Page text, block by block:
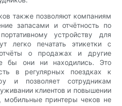
также позволяют компаниям
запасами и отчётность по
устройству для
легко печатать этикетки с
о продажах и другие
бы они ни находились. Это
в регулярных поездках к
и позволяет сотрудникам
клиентов и повышении
принтеры чеков не